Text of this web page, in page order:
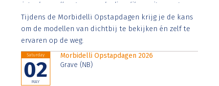
interdum nulla, ut commodo diam libero vitae erat.
Aenean faucibus nibh et justo cursus id rutrum lorem
imperdiet. Nunc ut sem vitae risus tristique posuere.
Tijdens de Morbidelli Opstapdagen krijg je de kans
om de modellen van dichtbij te bekijken én zelf te
ervaren op de weg.
Saturday
02
MAY
Morbidelli Opstapdagen 2026
Grave (NB)